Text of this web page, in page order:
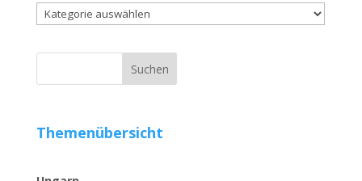
Kategorien
Themenübersicht